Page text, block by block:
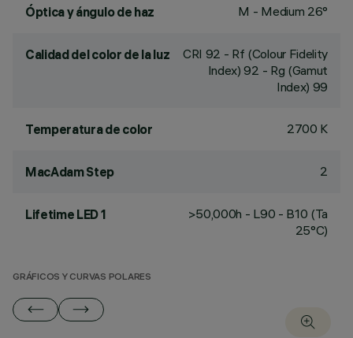
Óptica y ángulo de haz M - Medium 26°
Calidad del color de la luz CRI 92 - Rf (Colour Fidelity
Index) 92 - Rg (Gamut
Index) 99
Temperatura de color 2700 K
MacAdam Step 2
Lifetime LED 1
>50,000h - L90 - B10 (Ta
25°C)
GRÁFICOS Y CURVAS POLARES